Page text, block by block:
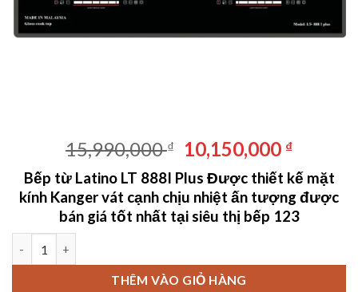
15,990,000₫
Giá
gốc
là:
15,990,000 ₫.
10,150,000 ₫Giá
hiện
tại
là:
Bếp từ Latino LT 888I Plus Được thiết kế mặt
kính Kanger vát cạnh chịu nhiệt ấn tượng được
bán giá tốt nhất tại siêu thị bếp 123
THÊM VÀO GIỎ HÀNG